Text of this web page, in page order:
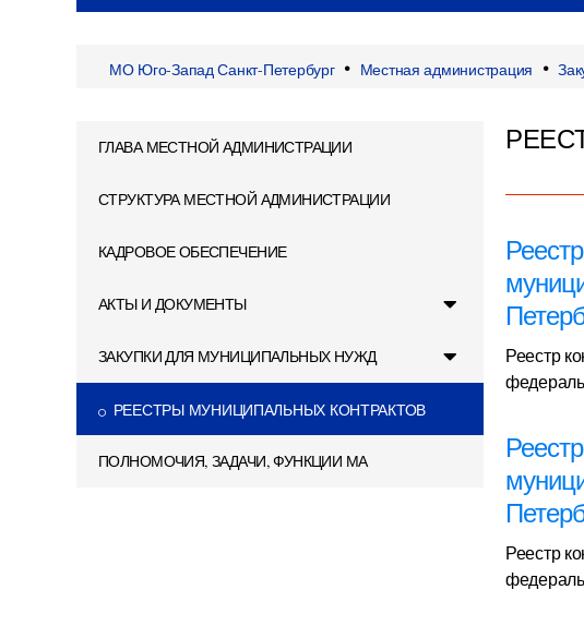
МО Юго-Запад Санкт-Петербург• Местная администрация •
ГЛАВА МЕСТНОЙ АДМИНИСТРАЦИИ
СТРУКТУРА МЕСТНОЙ АДМИНИСТРАЦИИ
КАДРОВОЕ ОБЕСПЕЧЕНИЕ
АКТЫ И ДОКУМЕНТЫ
ЗАКУПКИ ДЛЯ МУНИЦИПАЛЬНЫХ НУЖД
РЕЕСТРЫ МУНИЦИПАЛЬНЫХ КОНТРАКТОВ
ПОЛНОМОЧИЯ, ЗАДАЧИ, ФУНКЦИИ МА
Реестр
Реестр